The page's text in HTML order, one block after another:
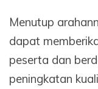
Menutup
dapat
peserta dan
peningkatan